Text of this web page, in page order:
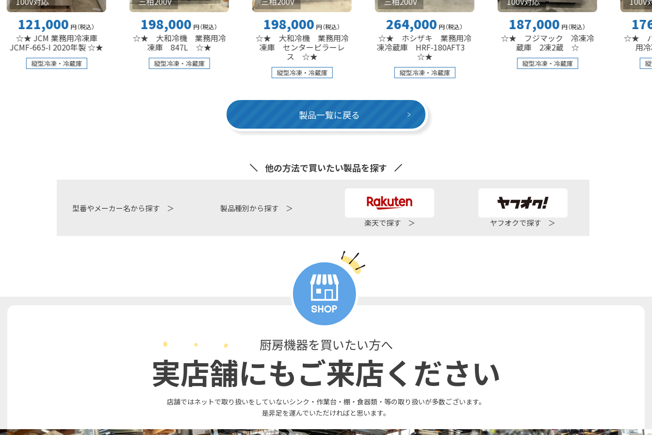
円（税込）
業務用冷凍庫
I 2020年製 ☆★
型冷凍・冷蔵庫
198,000 円（税込）
☆★ 大和冷機 業務用冷
凍庫 847L ☆★
縦型冷凍・冷蔵庫
198,000 円（税込）
☆★ 大和冷機 業務用冷
凍庫 センターピラーレ
縦型冷凍・冷蔵庫
264,000 円（税込）
☆★ ホシザキ 業務用冷
凍冷蔵庫 HRF-180AFT3
縦型冷凍・冷蔵庫
187,000 円 （税込）
☆★ フジマック 冷凍冷
蔵庫 2凍2蔵 ☆
縦型冷凍・冷蔵庫
176,000
☆★ パナソニ
用冷凍冷
縦型冷凍・
製品一覧に戻る
他の方法で買いたい製品を探す
型番やメーカー名から探す ＞
製品種別から探す ＞
楽天で探す ＞
ヤフオクで探す ＞
厨房機器を買いたい方へ
実店舗にもご来店ください
店舗ではネットで取り扱いをしていないシンク・作業台・棚・食器類・等の取り扱いが多数ございます。
是非足を運んでいただければと思います。